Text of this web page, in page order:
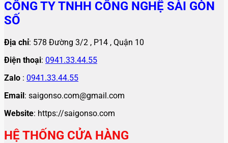
CÔNG TY TNHH CÔNG NGHỆ SÀI GÒN
SỐ
Địa chỉ: 578 Đường 3/2 , P14 , Quận 10
Điện thoại: 0941.33.44.55
Zalo : 0941.33.44.55
Email: saigonso.com@gmail.com
Website: https://saigonso.com
HỆ THỐNG CỬA HÀNG